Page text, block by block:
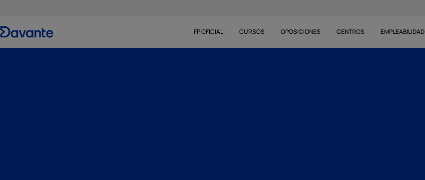
FP OFICIAL CURSOS OPOSICIONES CENTROS EMPLEABILIDAD